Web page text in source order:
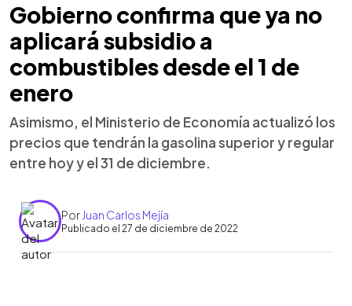
Gobierno confirma que ya no
aplicará subsidio a
combustibles desde el 1 de
enero
Asimismo, el Ministerio de Economía actualizó los
precios que tendrán la gasolina superior y regular
entre hoy y el 31 de diciembre.
Por Juan Carlos Mejía
Publicado el 27 de diciembre de 2022